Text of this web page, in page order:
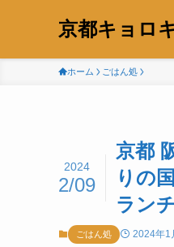
京都キョロ
ホーム ごはん処
京都
りの
ラン
2024
2/09
ごはん処 2024年1